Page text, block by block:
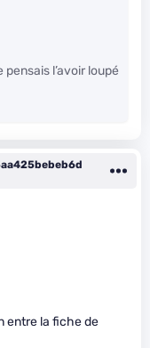
pensais l’avoir loupé
entre la fiche de